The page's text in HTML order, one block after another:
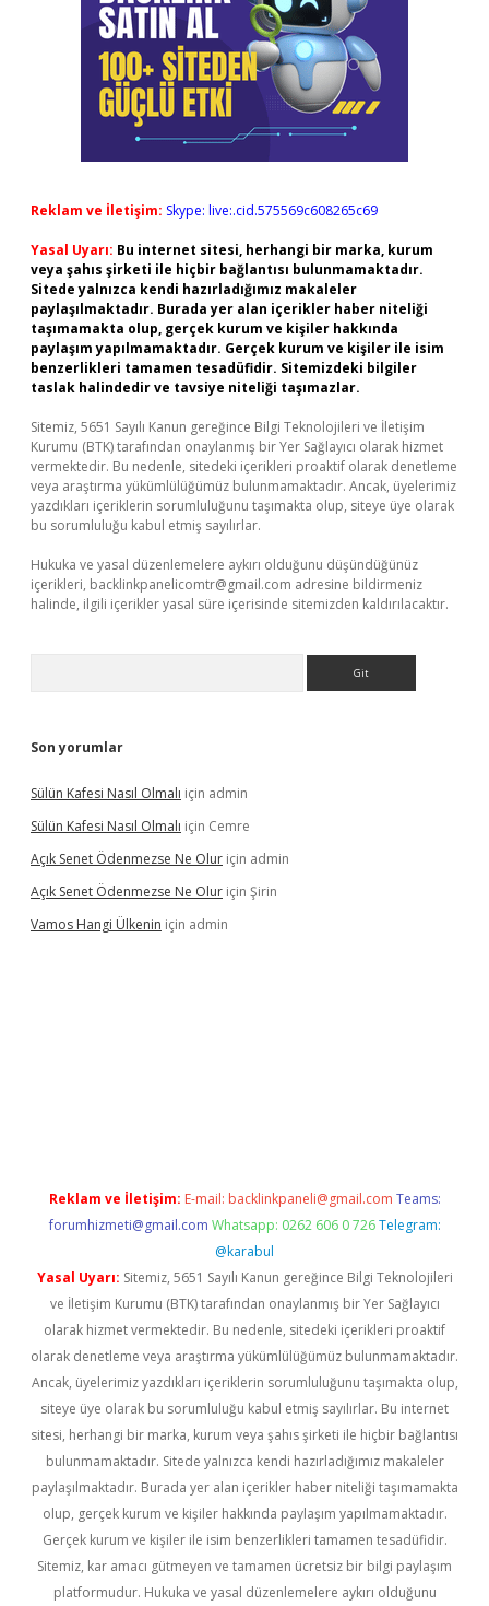
Reklam ve İletişim: Skype: live:.cid.575569c608265c69
Yasal Uyarı: Bu internet sitesi, herhangi bir marka, kurum
veya şahıs şirketi ile hiçbir bağlantısı bulunmamaktadır.
Sitede yalnızca kendi hazırladığımız makaleler
paylaşılmaktadır. Burada yer alan içerikler haber niteliği
taşımamakta olup, gerçek kurum ve kişiler hakkında
paylaşım yapılmamaktadır. Gerçek kurum ve kişiler ile isim
benzerlikleri tamamen tesadüfidir. Sitemizdeki bilgiler
taslak halindedir ve tavsiye niteliği taşımazlar.
Sitemiz, 5651 Sayılı Kanun gereğince Bilgi Teknolojileri ve İletişim
Kurumu (BTK) tarafından onaylanmış bir Yer Sağlayıcı olarak hizmet
vermektedir. Bu nedenle, sitedeki içerikleri proaktif olarak denetleme
veya araştırma yükümlülüğümüz bulunmamaktadır. Ancak, üyelerimiz
yazdıkları içeriklerin sorumluluğunu taşımakta olup, siteye üye olarak
bu sorumluluğu kabul etmiş sayılırlar.
Hukuka ve yasal düzenlemelere aykırı olduğunu düşündüğünüz
içerikleri, backlinkpanelicomtr@gmail.com adresine bildirmeniz
halinde, ilgili içerikler yasal süre içerisinde sitemizden kaldırılacaktır.
Son yorumlar
Sülün Kafesi Nasıl Olmalı için admin
Sülün Kafesi Nasıl Olmalı için Cemre
Açık Senet Ödenmezse Ne Olur için admin
Açık Senet Ödenmezse Ne Olur için Şirin
Vamos Hangi Ülkenin için admin
Reklam ve İletişim: E-mail: backlinkpaneli@gmail.com Teams:
forumhizmeti@gmail.com Whatsapp: 0262 606 0 726 Telegram:
@karabul
Yasal Uyarı: Sitemiz, 5651 Sayılı Kanun gereğince Bilgi Teknolojileri
ve İletişim Kurumu (BTK) tarafından onaylanmış bir Yer Sağlayıcı
olarak hizmet vermektedir. Bu nedenle, sitedeki içerikleri proaktif
olarak denetleme veya araştırma yükümlülüğümüz bulunmamaktadır.
Ancak, üyelerimiz yazdıkları içeriklerin sorumluluğunu taşımakta olup,
siteye üye olarak bu sorumluluğu kabul etmiş sayılırlar. Bu internet
sitesi, herhangi bir marka, kurum veya şahıs şirketi ile hiçbir bağlantısı
bulunmamaktadır. Sitede yalnızca kendi hazırladığımız makaleler
paylaşılmaktadır. Burada yer alan içerikler haber niteliği taşımamakta
olup, gerçek kurum ve kişiler hakkında paylaşım yapılmamaktadır.
Gerçek kurum ve kişiler ile isim benzerlikleri tamamen tesadüfidir.
Sitemiz, kar amacı gütmeyen ve tamamen ücretsiz bir bilgi paylaşım
platformudur. Hukuka ve yasal düzenlemelere aykırı olduğunu